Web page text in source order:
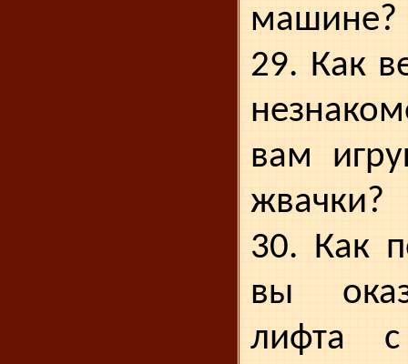
машине?
29. Как
вам
жвачки?
30. Как
вы
лифта